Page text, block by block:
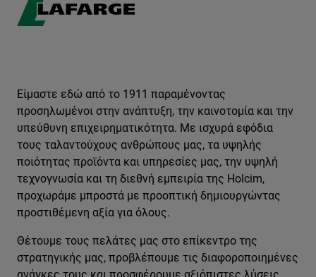
Είμαστε εδώ από το 1911 παραμένοντας
προσηλωμένοι στην ανάπτυξη, την καινοτομία και την
υπεύθυνη επιχειρηματικότητα. Με ισχυρά εφόδια
τους ταλαντούχους ανθρώπους μας, τα υψηλής
ποιότητας προϊόντα και υπηρεσίες μας, την υψηλή
τεχνογνωσία και τη διεθνή εμπειρία της Holcim,
προχωράμε μπροστά με προοπτική δημιουργώντας
προστιθέμενη αξία για όλους.
Θέτουμε τους πελάτες μας στο επίκεντρο της
στρατηγικής μας, προβλέπουμε τις διαφοροποιημένες
ανάγκες τους και προσφέρουμε αξιόπιστες λύσεις